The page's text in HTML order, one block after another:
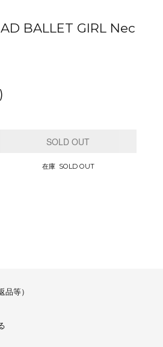
BALLET GIRL Nec
在庫 SOLD OUT
等）